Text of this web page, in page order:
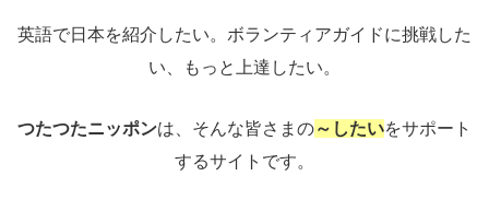
英語で日本を紹介したい。ボランティアガイドに挑戦した
い、もっと上達したい。
つたつたニッポンは、そんな皆さまの～したいをサポート
するサイトです。